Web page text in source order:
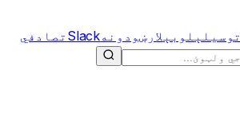
وسیلېلوبېلارښودونهSlack تصادفي